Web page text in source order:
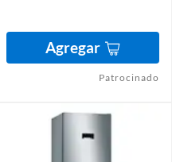
Agregar
Patrocinado